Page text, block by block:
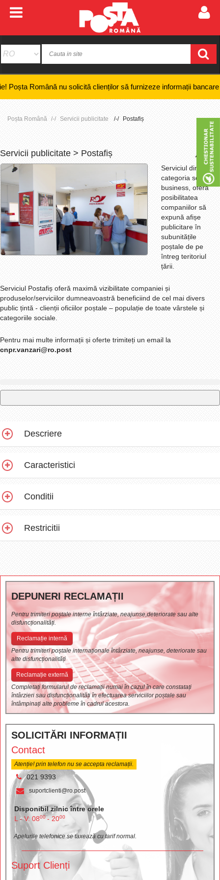
nu solicită clienților să furnizeze informații bancare
Poșta Română Servicii publicitate Postafiș
Servicii publicitate > Postafiș +
Serviciul din
categoria soluțiilor
business, oferă
posibilitatea
companiilor să
expună afișe
publicitare în
subunitățile
poștale de pe
întreg teritoriul
țării.
Serviciul Postafiș oferă maximă vizibilitate companiei și
produselor/serviciilor dumneavoastră beneficiind de cel mai divers
public țintă - clienții oficiilor poștale – populație de toate vârstele și
categoriile sociale.
Pentru mai multe informații și oferte trimiteți un email la
cnpr.vanzari@ro.post
Descriere
Caracteristici
Conditii
Restricitii
DEPUNERI RECLAMAȚII
Pentru trimiteri poștale interne întârziate, neajunse,deteriorate sau alte
disfuncționalități.
Reclamație internă
Pentru trimiteri poștale internaționale întârziate, neajunse, deteriorate sau
alte disfuncționalități
Reclamație externă
Completați formularul de reclamații numai în cazul în care constatați
întârzieri sau disfuncționalități în efectuarea serviciilor poștale sau
întâmpinați alte probleme în cadrul acestora.
SOLICITĂRI INFORMAȚII
Contact
Atenție! prin telefon nu se accepta reclamații.
021 9393
suportclienti@ro.post
Disponibil zilnic între orele
L - V: 0800- 2000
Apelurile telefonice se taxează cu tarif normal.
Suport Clienți